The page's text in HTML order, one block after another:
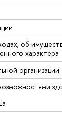
об
характера
организации